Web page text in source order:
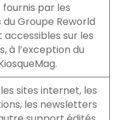
par les
Groupe Reworld
accessibles sur les
à l’exception du
sites internet, les
les newsletters